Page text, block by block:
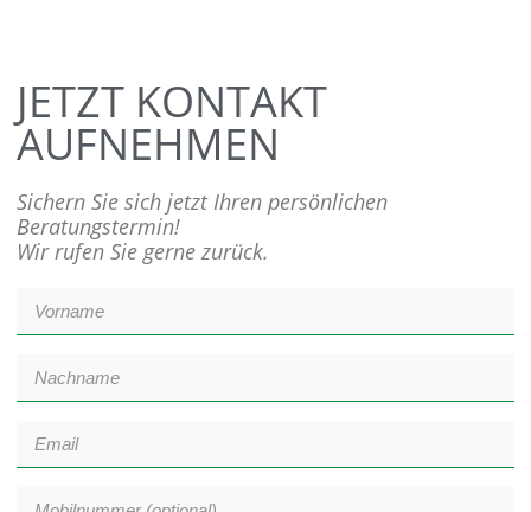
JETZT KONTAKT
AUFNEHMEN
Sichern Sie sich jetzt Ihren persönlichen
Beratungstermin!
Wir rufen Sie gerne zurück.